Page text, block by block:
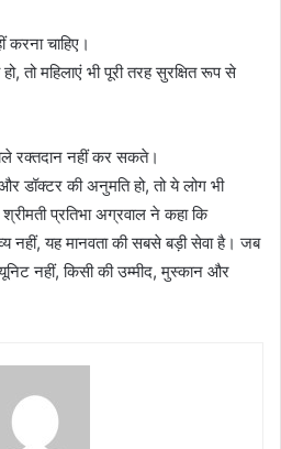
करना चाहिए।
हो, तो महिलाएं भी पूरी तरह सुरक्षित रूप से
रक्तदान नहीं कर सकते।
डॉक्टर की अनुमति हो, तो ये लोग भी
प्रतिभा अग्रवाल ने कहा कि
नहीं, यह मानवता की सबसे बड़ी सेवा है। जब
नहीं, किसी की उम्मीद, मुस्कान और